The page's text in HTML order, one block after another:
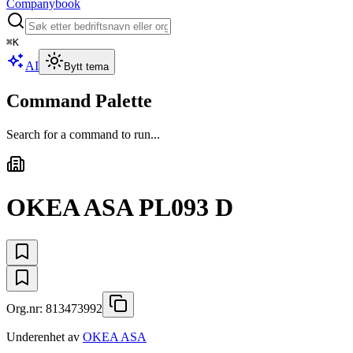
Companybook
⌘K
AI Bytt tema
Command Palette
Search for a command to run...
OKEA ASA PL093 D
Org.nr: 813473992
Underenhet av OKEA ASA